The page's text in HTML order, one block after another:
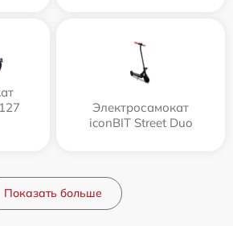
Электросамокат
iconBIT Street Duo
Показать больше